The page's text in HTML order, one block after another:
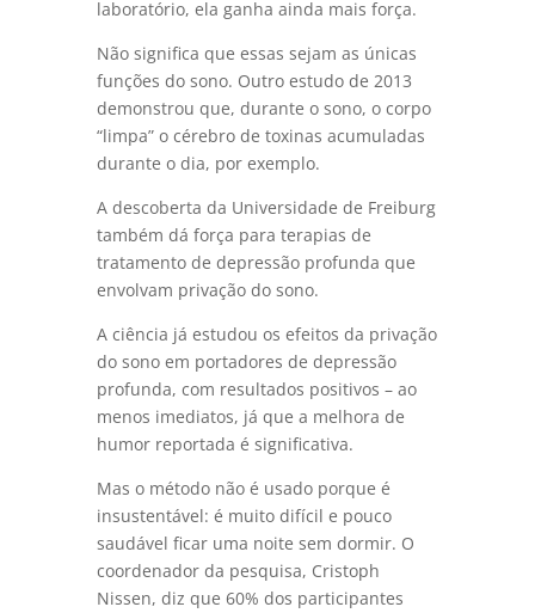
laboratório, ela ganha ainda mais força.
Não significa que essas sejam as únicas
funções do sono. Outro estudo de 2013
demonstrou que, durante o sono, o corpo
“limpa” o cérebro de toxinas acumuladas
durante o dia, por exemplo.
A descoberta da Universidade de Freiburg
também dá força para terapias de
tratamento de depressão profunda que
envolvam privação do sono.
A ciência já estudou os efeitos da privação
do sono em portadores de depressão
profunda, com resultados positivos – ao
menos imediatos, já que a melhora de
humor reportada é significativa.
Mas o método não é usado porque é
insustentável: é muito difícil e pouco
saudável ficar uma noite sem dormir. O
coordenador da pesquisa, Cristoph
Nissen, diz que 60% dos participantes